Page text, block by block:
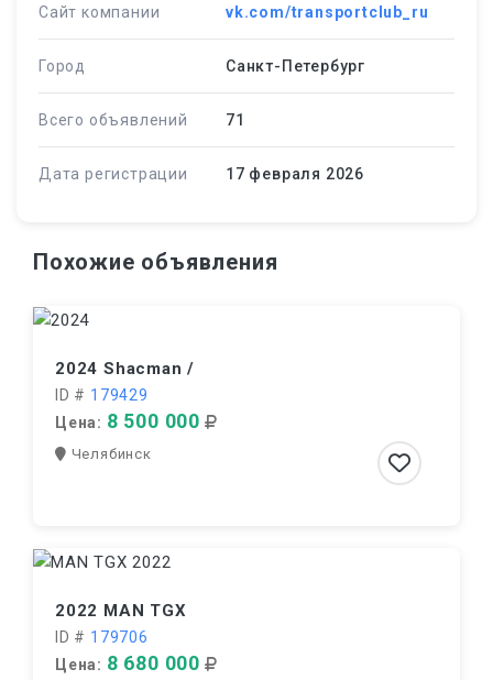
Сайт компании vk.com/transportclub_ru
Город Санкт-Петербург
Всего объявлений 71
Дата регистрации 17 февраля 2026
Похожие объявления
2024 Shacman /
ID # 179429
Цена: 8 500 000
Челябинск
2022 MAN TGX
ID # 179706
Цена: 8 680 000